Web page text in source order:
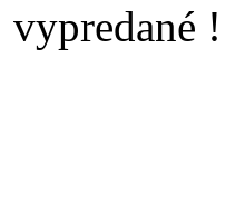
vypredané !